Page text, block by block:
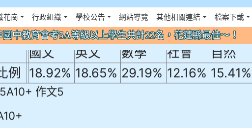
得佈景設定
花崗 行政組織 學校公告 網站導覽 其他相關連結 檔案下載
國中教育會考5A等級以上學生共計22名，花蓮縣最佳～！
中教育會考5A等級以上學生共計22名，花
！
國文
英文 數學 社會
自然
例 18.92% 18.65% 29.19% 12.16% 15.41%
作文5